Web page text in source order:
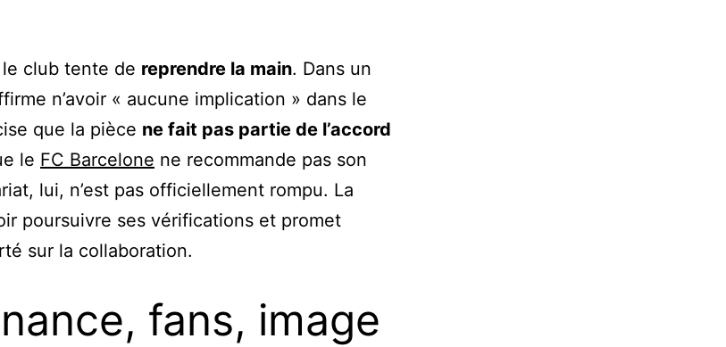
club tente de reprendre la main. Dans un
n’avoir « aucune implication » dans le
que la pièce ne fait pas partie de l’accord
le FC Barcelone ne recommande pas son
lui, n’est pas officiellement rompu. La
poursuivre ses vérifications et promet
sur la collaboration.
fans, image